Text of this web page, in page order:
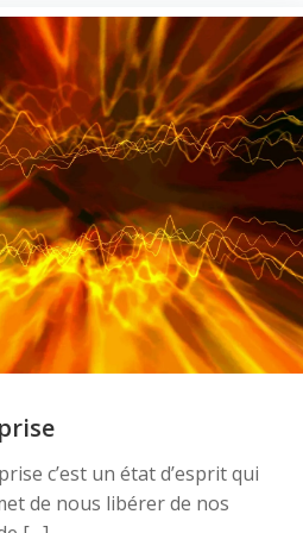
c’est un état d’esprit qui
de nous libérer de nos